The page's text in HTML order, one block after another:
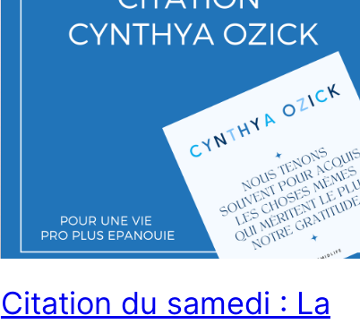
Citation du samedi : La